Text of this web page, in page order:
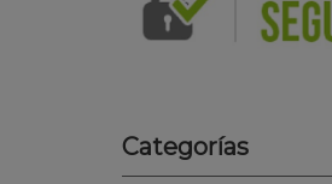
Categorías